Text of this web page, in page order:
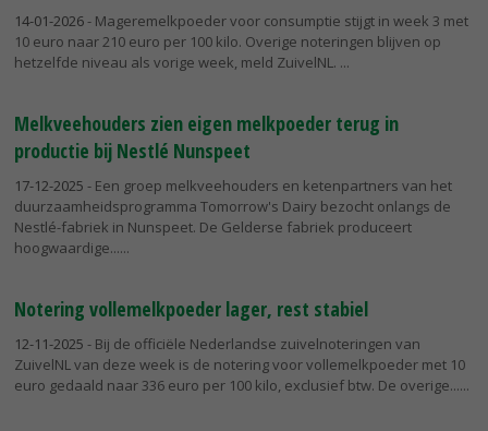
14-01-2026- Mageremelkpoeder voor consumptie stijgt in week 3 met
10 euro naar 210 euro per 100 kilo. Overige noteringen blijven op
hetzelfde niveau als vorige week, meld ZuivelNL.
Melkveehouders zien eigen melkpoeder terug in
productie bij Nestlé Nunspeet
17-12-2025 - Een groep melkveehouders en ketenpartners van het
duurzaamheidsprogramma Tomorrow's Dairy bezocht onlangs de
Nestlé-fabriek in Nunspeet. De Gelderse fabriek produceert
hoogwaardige...
Notering vollemelkpoeder lager, rest stabiel
12-11-2025 - Bij de officiële Nederlandse zuivelnoteringen van
ZuivelNL van deze week is de notering voor vollemelkpoeder met 10
euro gedaald naar 336 euro per 100 kilo, exclusief btw. De overige...